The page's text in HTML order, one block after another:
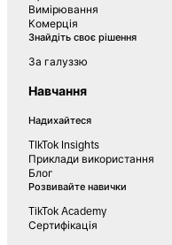
Вимірювання
Комерція
Знайдіть своє рішення
За галуззю
Навчання
Надихайтеся
TIkTok Insights
Приклади використання
Блог
Розвивайте навички
TikTok Academy
Сертифікація